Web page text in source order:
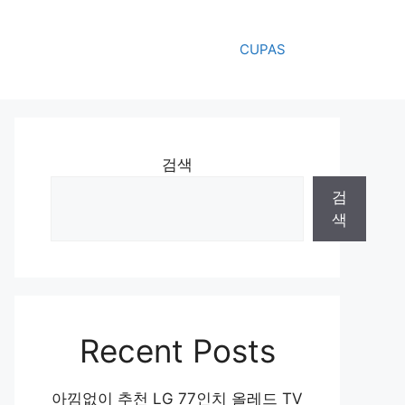
CUPAS
검색
검
색
Recent Posts
아낌없이 추천 LG 77인치 올레드 TV